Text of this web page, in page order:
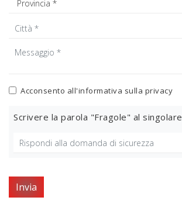
Acconsento all'informativa sulla privacy
Scrivere la parola "Fragole" al singolare
Invia